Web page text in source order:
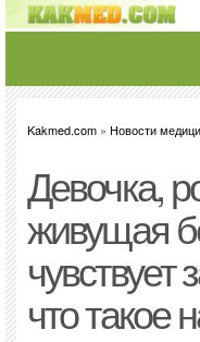
Kakmed.com » Новости
Девочка,
живущая
чувствует
что такое